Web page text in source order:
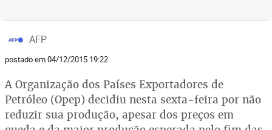
AFP
postado em 04/12/2015 19:22
A Organização dos Países Exportadores de
Petróleo (Opep) decidiu nesta sexta-feira por não
reduzir sua produção, apesar dos preços em